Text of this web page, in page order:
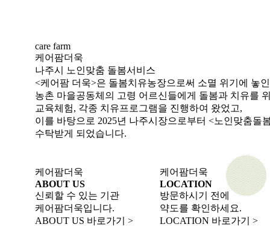
care farm
케어팜더욱
나주시 노인맞춤 돌봄서비스
<케어팜 더욱>은 돌봄치유농장으로써 소멸 위기에 놓인
농촌 마을공동체의 고령 어르신들에게 돌봄과 치유를
교육체험, 각종 치유프로그램을 진행하여 왔었고,
이를 바탕으로 2025년 나주시장으로부터 <노인맞춤돌
수탁받게 되었습니다.
케어팜더욱
ABOUT US
신뢰할 수 있는 기관
케어팜더욱입니다.
ABOUT US 바로가기 >
케어팜더욱
LOCATION
방문하시기 전에
약도를 확인하세요.
LOCATION 바로가기 >